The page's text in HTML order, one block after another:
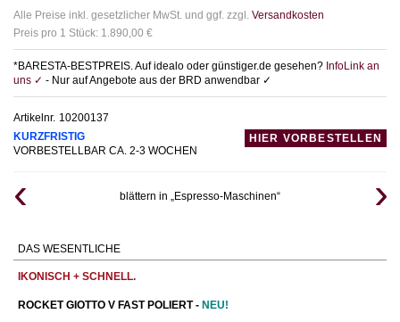
Alle Preise inkl. gesetzlicher MwSt. und ggf. zzgl. Versandkosten
Preis pro 1 Stück: 1.890,00 €
*BARESTA-BESTPREIS. Auf idealo oder günstiger.de gesehen? InfoLink an
uns ✓ - Nur auf Angebote aus der BRD anwendbar ✓
Artikelnr. 10200137
KURZFRISTIG
VORBESTELLBAR CA. 2-3 WOCHEN
HIER VORBESTELLEN
blättern in „Espresso-Maschinen“
DAS WESENTLICHE
IKONISCH + SCHNELL.
ROCKET GIOTTO V FAST POLIERT - NEU!